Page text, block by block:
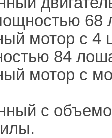
68
мотор с 4
84
мотор с
с